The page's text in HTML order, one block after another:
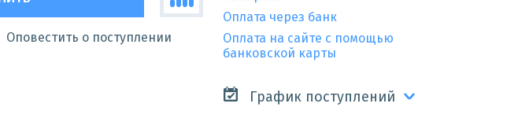
Оповестить о поступлении
Оплата через банк
Оплата на сайте с помощью
банковской карты
График поступлений